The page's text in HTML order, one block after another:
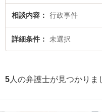
『行政事件のトラブル解決の実績
談無料で行政事件を法律相談でき
どでお困りの相談者さんにおすすめ
相談内容 行政事件
詳細条件 未選択
5 人の弁護士が見つかりま